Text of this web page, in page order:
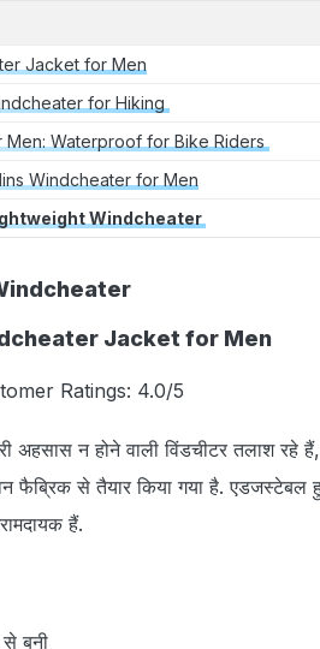
Jacket for Men
for Hiking
Men: Waterproof for Bike Riders
Windcheater for Men
Windcheater
Windcheater
Jacket for Men
Ratings: 4.0/5
अहसास न होने वाली विंडचीटर तलाश
फैब्रिक से तैयार किया गया है. एडजस्टेबल
हैं.
बनी